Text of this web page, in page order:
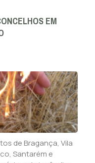
EM
de Bragança, Vila
Santarém e